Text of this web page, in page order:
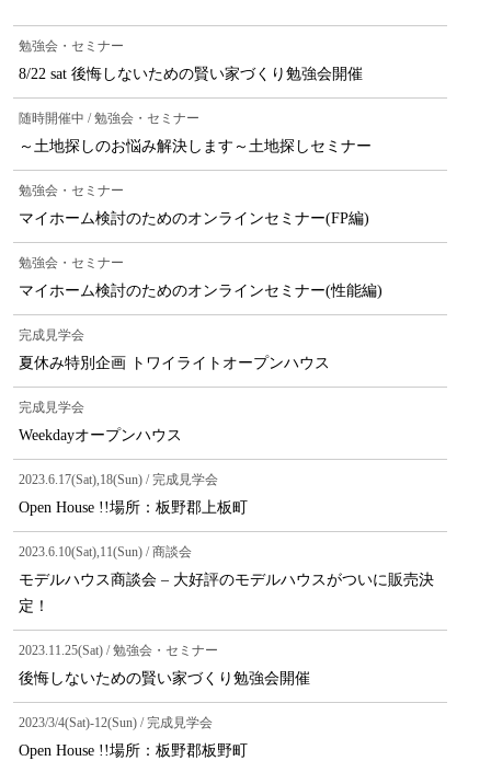
勉強会・セミナー
8/22 sat 後悔しないための賢い家づくり勉強会開催
随時開催中 / 勉強会・セミナー
～土地探しのお悩み解決します～土地探しセミナー
勉強会・セミナー
マイホーム検討のためのオンラインセミナー(FP編)
勉強会・セミナー
マイホーム検討のためのオンラインセミナー(性能編)
完成見学会
夏休み特別企画 トワイライトオープンハウス
完成見学会
Weekdayオープンハウス
2023.6.17(Sat),18(Sun) / 完成見学会
Open House !!場所：板野郡上板町
2023.6.10(Sat),11(Sun) / 商談会
モデルハウス商談会 – 大好評のモデルハウスがついに販売決
定！
2023.11.25(Sat) / 勉強会・セミナー
後悔しないための賢い家づくり勉強会開催
2023/3/4(Sat)-12(Sun) / 完成見学会
Open House !!場所：板野郡板野町